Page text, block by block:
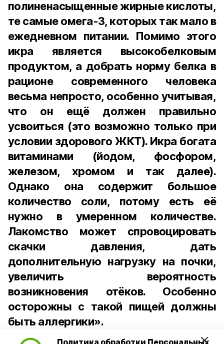
полиненасыщенные жирные кислоты,
те самые омега-3, которых так мало в
ежедневном питании. Помимо этого
икра является высокобелковым
продуктом, а добрать норму белка в
рационе современного человека
весьма непросто, особенно учитывая,
что он ещё должен правильно
усвоиться (это возможно только при
условии здорового ЖКТ). Икра богата
витаминами (йодом, фосфором,
железом, хромом и так далее).
Однако она содержит большое
количество соли, потому есть её
нужно в умеренном количестве.
Лакомство может спровоцировать
скачки давления, дать
дополнительную нагрузку на почки,
увеличить вероятность
возникновения отёков. Особенно
осторожны с такой пищей должны
быть аллергики».